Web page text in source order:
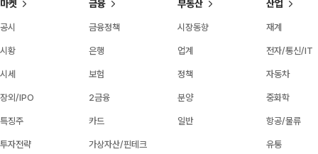
마켓
공시
시황
시세
장외/IPO
특징주
투자전략
금융
금융정책
은행
보험
2금융
카드
가상자산/핀테크
부동산
시장동향
업계
정책
분양
일반
산업
재계
전자/통신/IT
자동차
중화학
항공/물류
유통